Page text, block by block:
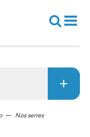
Recherche
Nos serres